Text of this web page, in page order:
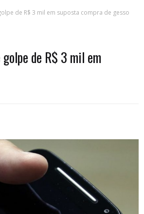
de R$ 3 mil em suposta compra de gesso
de R$ 3 mil em